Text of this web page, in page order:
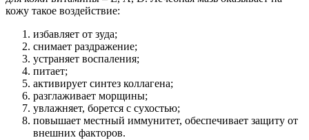
кожу такое воздействие:
избавляет от зуда;
снимает раздражение;
устраняет воспаления;
питает;
активирует синтез коллагена;
разглаживает морщины;
увлажняет, борется с сухостью;
повышает местный иммунитет, обеспечивает защиту от
внешних факторов.